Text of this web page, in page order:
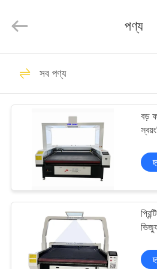
পণ্য
আমাদের
সম্পর্কে
কারখানা
Photoelectric
Co.,Ltd.
Co2 লেসার
Galvo লেসার
পণ্য
সব পণ্য
বড়